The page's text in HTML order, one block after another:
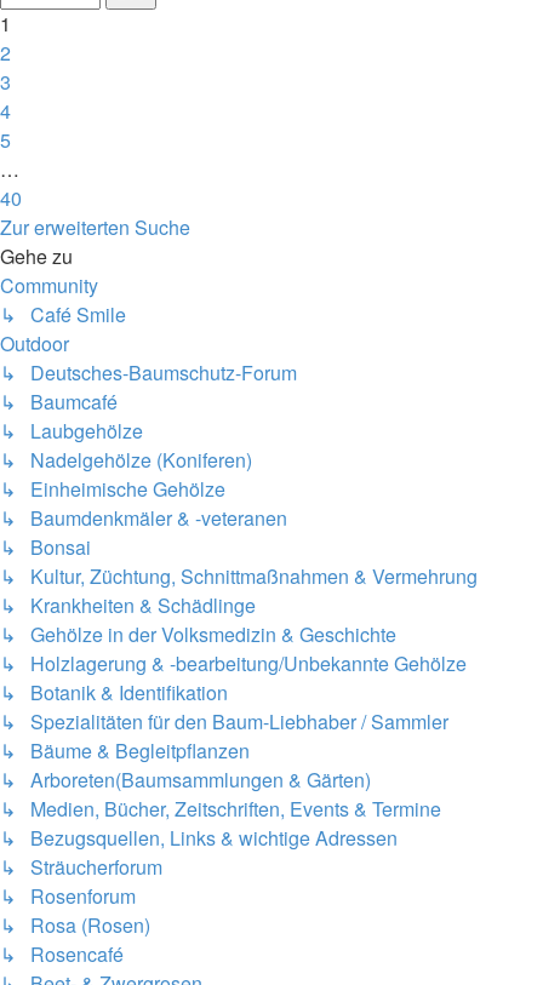
von
40
1
2
3
4
5
…
40
Nächste
Zur erweiterten Suche
Gehe zu
Community
↳ Café Smile
Outdoor
↳ Deutsches-Baumschutz-Forum
↳ Baumcafé
↳ Laubgehölze
↳ Nadelgehölze (Koniferen)
↳ Einheimische Gehölze
↳ Baumdenkmäler & -veteranen
↳ Bonsai
↳ Kultur, Züchtung, Schnittmaßnahmen & Vermehrung
↳ Krankheiten & Schädlinge
↳ Gehölze in der Volksmedizin & Geschichte
↳ Holzlagerung & -bearbeitung/Unbekannte Gehölze
↳ Botanik & Identifikation
↳ Spezialitäten für den Baum-Liebhaber / Sammler
↳ Bäume & Begleitpflanzen
↳ Arboreten(Baumsammlungen & Gärten)
↳ Medien, Bücher, Zeitschriften, Events & Termine
↳ Bezugsquellen, Links & wichtige Adressen
↳ Sträucherforum
↳ Rosenforum
↳ Rosa (Rosen)
↳ Rosencafé